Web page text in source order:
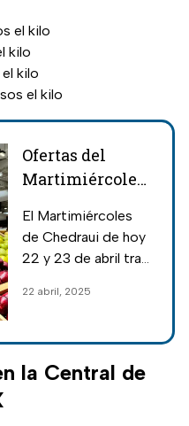
el kilo
kilo
kilo
el kilo
Ofertas del
Martimiércoles
Frutas,
verduras,
cócteles baratas
El Martimiércoles
de Chedraui de hoy
22 y 23 de abril trae
frutas, verduras,
cócteles a precios
realmente bajos;
aquí la lista.
22 abril, 2025
la Central de